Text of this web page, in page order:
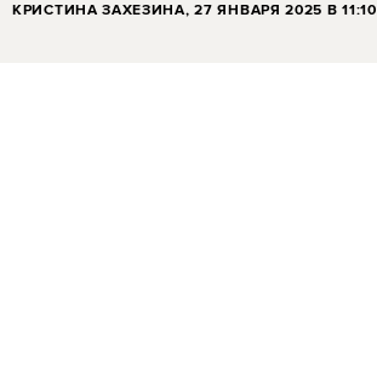
КРИСТИНА ЗАХЕЗИНА, 27 ЯНВАРЯ 2025 В 11:10